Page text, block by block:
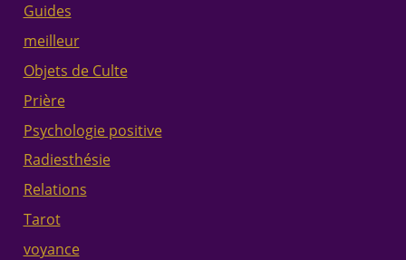
Guides
meilleur
Objets de Culte
Prière
Psychologie positive
Radiesthésie
Relations
Tarot
voyance